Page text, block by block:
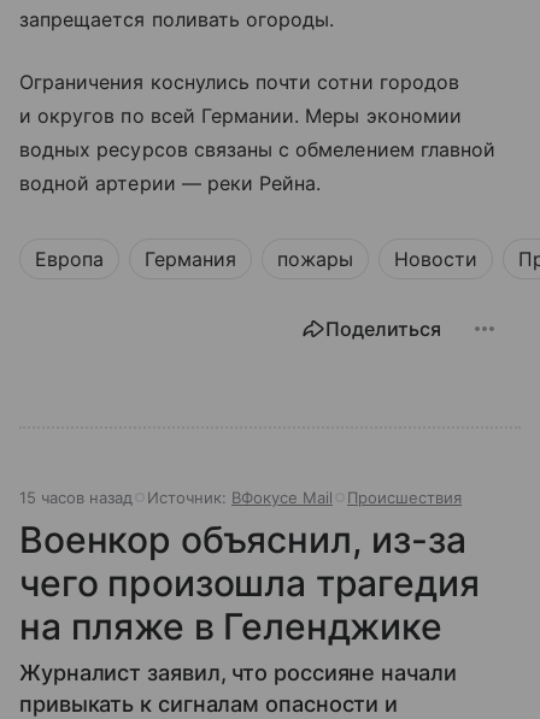
запрещается поливать огороды.
Ограничения коснулись почти сотни городов
и округов по всей Германии. Меры экономии
водных ресурсов связаны с обмелением главной
водной артерии — реки Рейна.
Европа Германия пожары Новости
Поделиться
15 часов назад Источник: ВФокусе Mail Происшествия
Военкор объяснил, из-за
чего произошла трагедия
на пляже в Геленджике
Журналист заявил, что россияне начали
привыкать к сигналам опасности и